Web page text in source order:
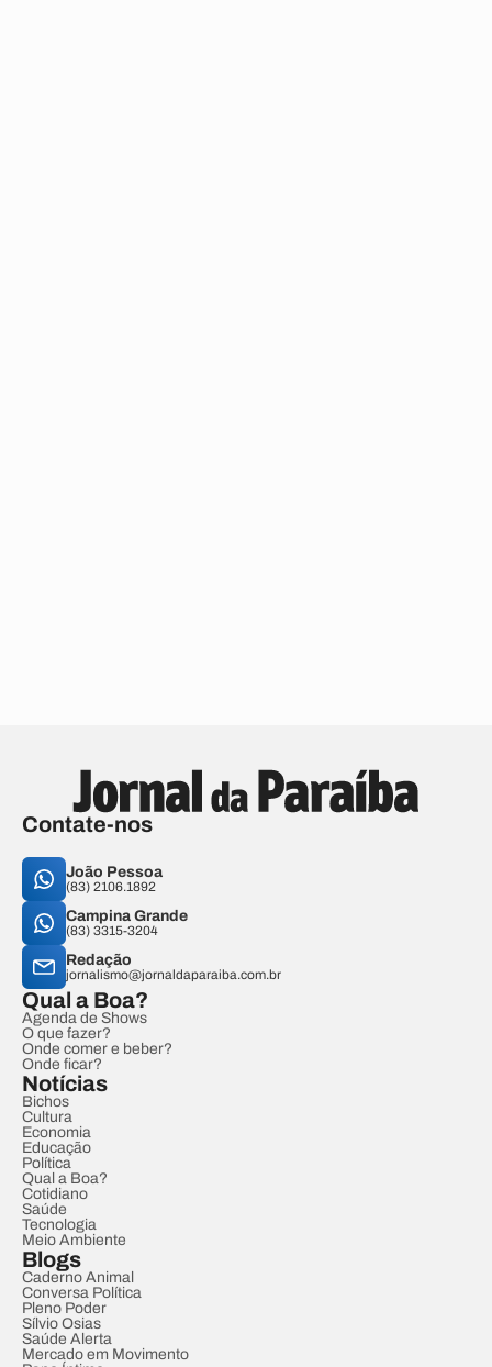
Contate-nos
João Pessoa
(83) 2106.1892
Campina Grande
(83) 3315-3204
Redação
jornalismo@jornaldaparaiba.com.br
Qual a Boa?
Agenda de Shows
O que fazer?
Onde comer e beber?
Onde ficar?
Notícias
Bichos
Cultura
Economia
Educação
Política
Qual a Boa?
Cotidiano
Saúde
Tecnologia
Meio Ambiente
Blogs
Caderno Animal
Conversa Política
Pleno Poder
Sílvio Osias
Saúde Alerta
Mercado em Movimento